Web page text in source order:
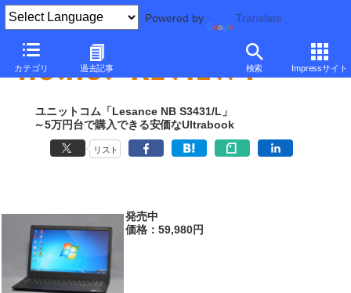
Powered by Translate
カテゴリ 過去記事 検索 Impressサイト
ユニットコム「Lesance NB S3431/L」
～5万円台で購入できる安価なUltrabook
リスト
発売中
価格：59,980円